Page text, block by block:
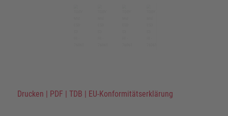
Drucken | PDF | TDB | EU-Konformitätserklärung